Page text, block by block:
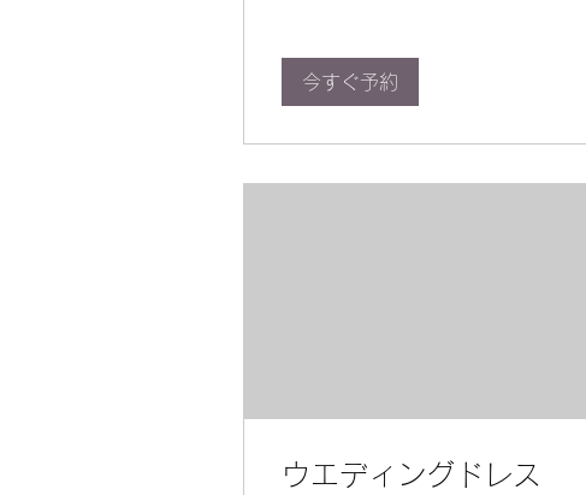
今すぐ予約
ウエディングドレス